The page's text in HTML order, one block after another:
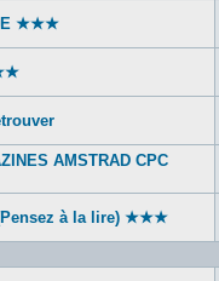
★★★
AMSTRAD CPC
à la lire) ★★★